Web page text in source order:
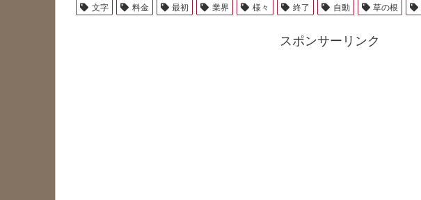
文字
料金 最初 業界 様々 終了 自動 草の根
スポンサーリンク